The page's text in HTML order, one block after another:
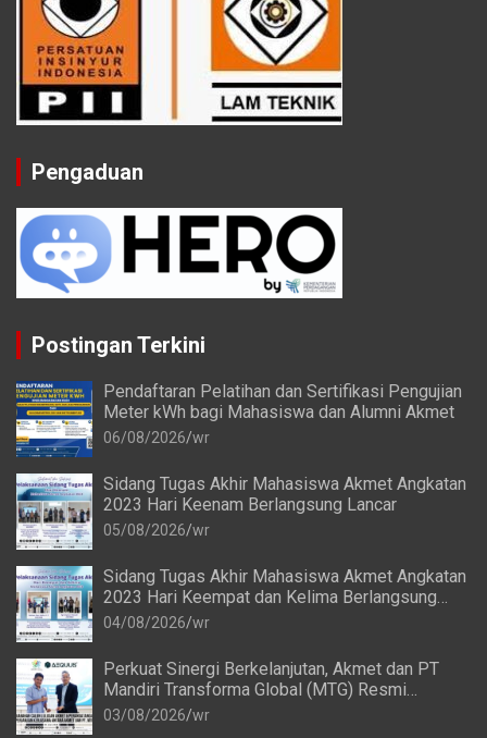
Pengaduan
Postingan Terkini
Pendaftaran Pelatihan dan Sertifikasi Pengujian
Meter kWh bagi Mahasiswa dan Alumni Akmet
06/08/2026 wr
Sidang Tugas Akhir Mahasiswa Akmet Angkatan
2023 Hari Keenam Berlangsung Lancar
05/08/2026 wr
Sidang Tugas Akhir Mahasiswa Akmet Angkatan
2023 Hari Keempat dan Kelima Berlangsung
Lancar
04/08/2026 wr
Perkuat Sinergi Berkelanjutan, Akmet dan PT
Mandiri Transforma Global (MTG) Resmi
Perpanjang Perjanjian Kerja Sama
03/08/2026 wr